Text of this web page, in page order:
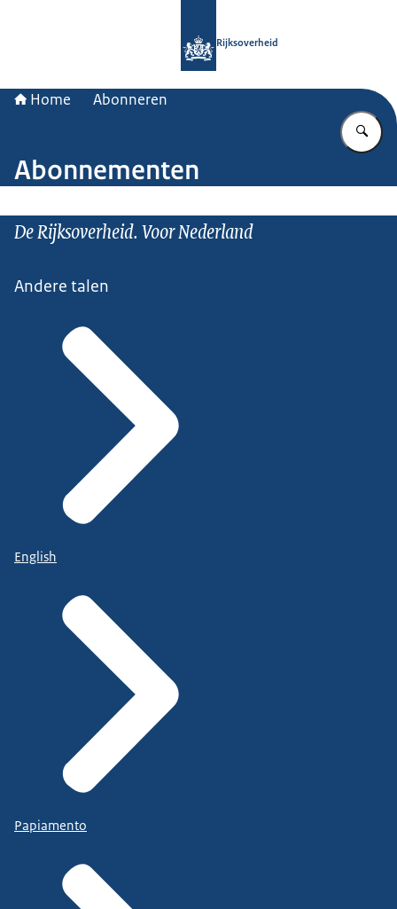
Rijksoverheid
Home Abonneren
Abonnementen
De Rijksoverheid. Voor Nederland
Andere talen
English
Papiamento